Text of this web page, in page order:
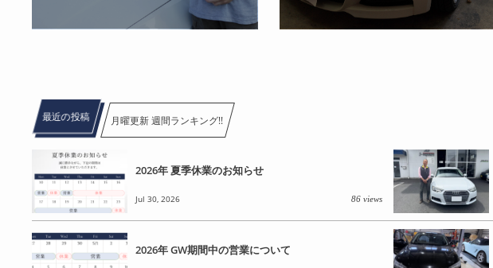
最近の投稿 月曜更新 週間ランキング!!
2026年 夏季休業のお知らせ
Jul 30, 2026 86 views
2026年 GW期間中の営業について